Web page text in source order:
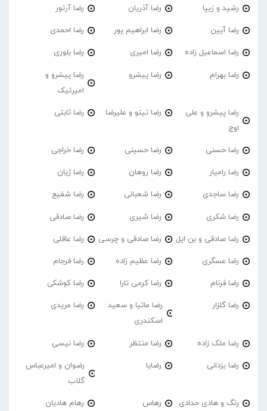
رشید و زیپا رضا آذریان رضا آرتور
رضا آیین رضا ابراهیم پور رضا احمدی
رضا اسماعیل زاده رضا امیری رضا بلوری
رضا بهرام رضا پیشرو
رضا پیشرو و
امیرتیک
رضا پیشرو و علی
اوج
رضا تیتو و علیرضا رضا ثابتی
رضا حسنی رضا حسینی رضا خراجی
رضا رامیار رضا روهان رضا ژیان
رضا ساجدی رضا شعبانی رضا شفیع
رضا شکری رضا شیری رضا صادقی
رضا صادقی و بن ایل رضا صادقی و چرسی رضا عاقلی
رضا عسگری رضا عظیم زاده رضا فرجام
رضا فرنام رضا کرمی تارا رضا کوشکی
رضا گلزار
رضا ماتیا و سعید
اسکندری
رضا مریدی
رضا ملک زاده رضا منتظر رضا نیسی
رضا یزدانی رضایا
رضوان و امیرعباس
گلاب
رنگ و هادی حدادی رهاس رهام هادیان